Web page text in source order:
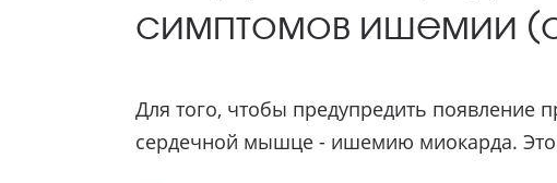
симптомов ишемии
Для того, чтобы предупредить появление
сердечной мышце - ишемию миокарда.